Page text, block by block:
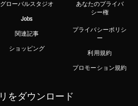
グローバルスタジオ
Jobs
関連記事
ショッピング
あなたのプライバ
シー権
プライバシーポリシ
ー
利用規約
プロモーション規約
をダウンロード